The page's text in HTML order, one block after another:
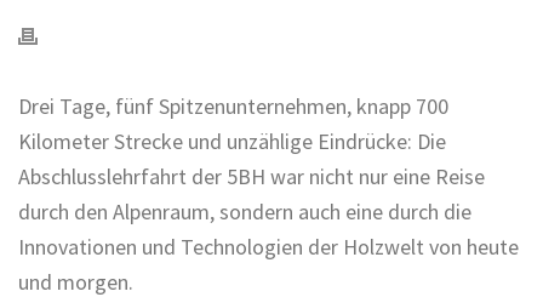
Drei Tage, fünf Spitzenunternehmen, knapp 700
Kilometer Strecke und unzählige Eindrücke: Die
Abschlusslehrfahrt der 5BH war nicht nur eine Reise
durch den Alpenraum, sondern auch eine durch die
Innovationen und Technologien der Holzwelt von heute
und morgen.